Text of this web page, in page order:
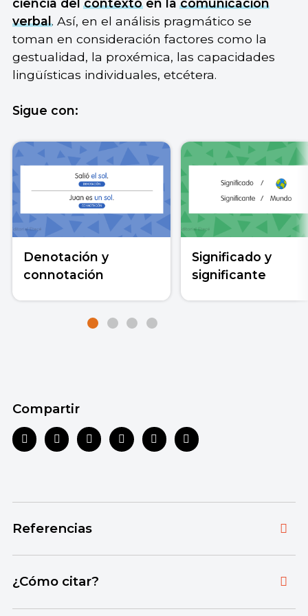
verbal. Así, en el análisis pragmático se
toman en consideración factores como la
gestualidad, la proxémica, las capacidades
lingüísticas individuales, etcétera.
Sigue con:
Denotación y
connotación
Significado y
significante
Compartir
Referencias
Toda la información que ofrecemos está
autorizadas y actualizadas, que aseguran un
¿Cómo citar?